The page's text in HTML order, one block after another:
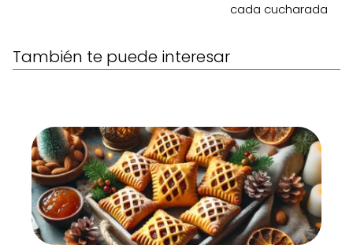
cada cucharada
También te puede interesar